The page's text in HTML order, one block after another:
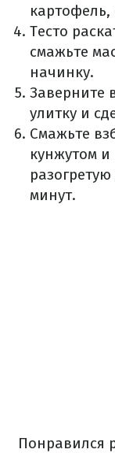
Тесто
смажьте
начинку.
Заверните
улитку и
Смажьте
кунжутом и
минут.
Понравился